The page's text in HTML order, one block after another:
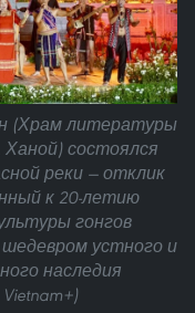
(Храм литературы
состоялся
реки — отклик
к 20-летию
гонгов
устного и
наследия